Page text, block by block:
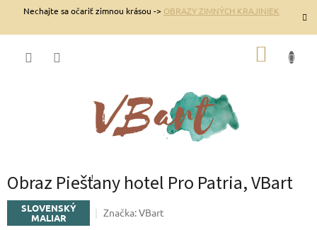
Prejsť
obsah
Nechajte sa očariť zimnou krásou -> OBRAZY ZIMNÝCH KRAJINIEK
Obraz Piešťany hotel Pro Patria, VBart
SLOVENSKÝ
MALIAR
Značka:VBart